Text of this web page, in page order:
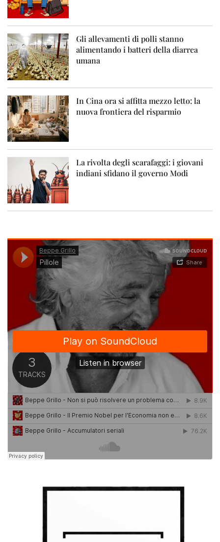
Gli allevamenti di polli stanno
alimentando i batteri della diarrea
umana
In Cina ora si affitta mezzo letto: la
nuova frontiera del risparmio
La rivolta degli scarafaggi: i giovani
indiani sfidano il governo Modi